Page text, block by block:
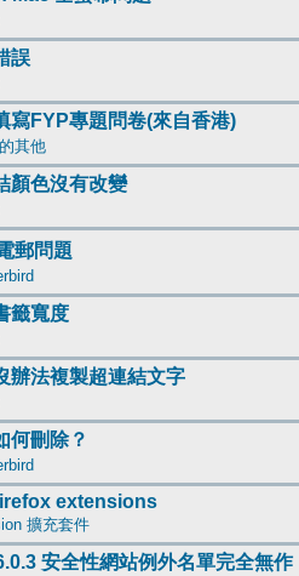
誤
寫FYP專題問卷(來自香港)
其他
顏色沒有改變
郵問題
籤寬度
辦法複製超連結文字
何刪除？
extensions
擴充套件
安全性網站例外名單完全無作